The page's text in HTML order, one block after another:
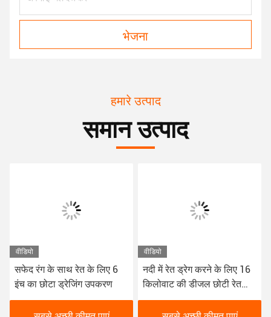
भेजना
हमारे उत्पाद
समान उत्पाद
वीडियो
सफेद रंग के साथ रेत के लिए 6
इंच का छोटा ड्रेजिंग उपकरण
वीडियो
नदी में रेत ड्रेग करने के लिए 16
किलोवाट की डीजल छोटी रेत
ड्रेगिंग जहाज 6 इंच